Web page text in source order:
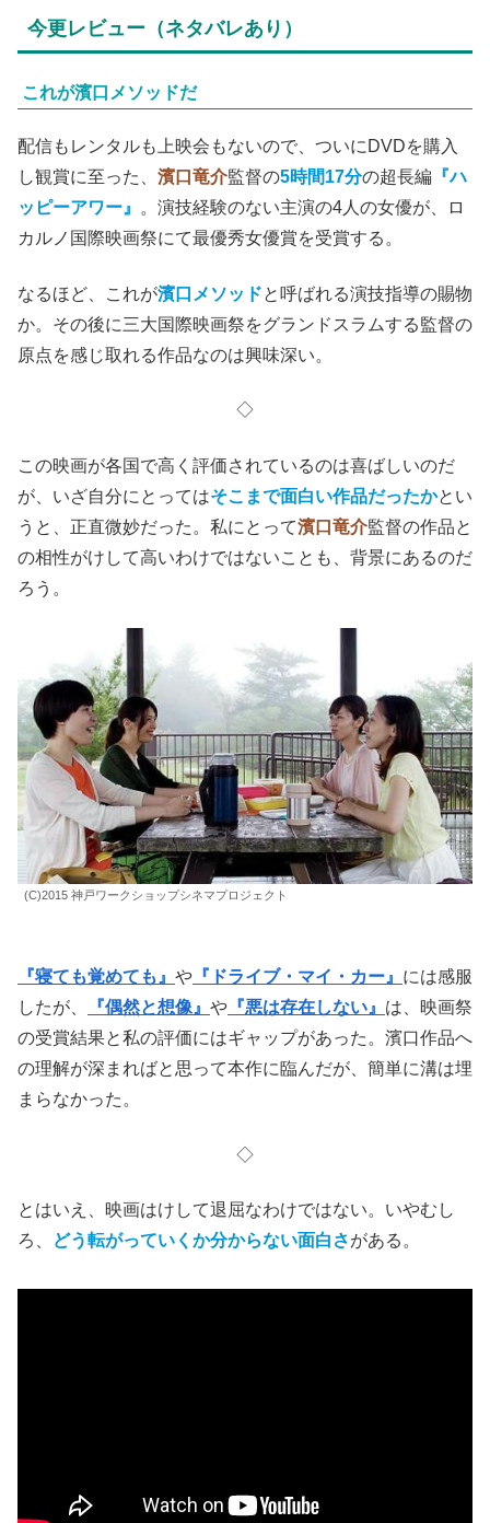
今更レビュー（ネタバレあり）
これが濱口メソッドだ
配信もレンタルも上映会もないので、ついにDVDを購入
し観賞に至った、 濱口竜介監督の5時間17分の超長編 『ハ
ッピーアワー』
。演技経験のない主演の4人の女優が、ロ
カルノ国際映画祭にて最優秀女優賞を受賞する。
なるほど、これが濱口メソッドと呼ばれる演技指導の賜物
か。その後に三大国際映画祭をグランドスラムする監督の
原点を感じ取れる作品なのは興味深い。
◇
この映画が各国で高く評価されているのは喜ばしいのだ
が、いざ自分にとってはそこまで面白い作品だったかとい
うと、正直微妙だった。私にとって濱口竜介監督の作品と
の相性がけして高いわけではないことも、背景にあるのだ
ろう。
(C)2015 神戸ワークショップシネマプロジェクト
『寝ても覚めても』 や 『ドライブ・マイ・カー』 には感服
したが、
『偶然と想像』 や 『悪は存在しない』 は、映画祭
の受賞結果と私の評価にはギャップがあった。濱口作品へ
の理解が深まればと思って本作に臨んだが、簡単に溝は埋
まらなかった。
◇
とはいえ、映画はけして退屈なわけではない。いやむし
ろ、
どう転がっていくか分からない面白さがある。